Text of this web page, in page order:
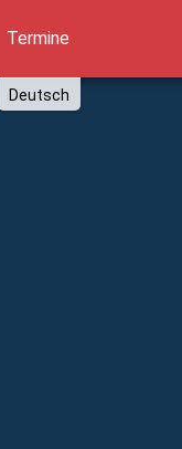
Termine
Deutsch